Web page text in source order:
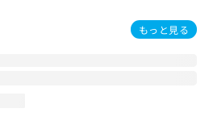
もっと見る